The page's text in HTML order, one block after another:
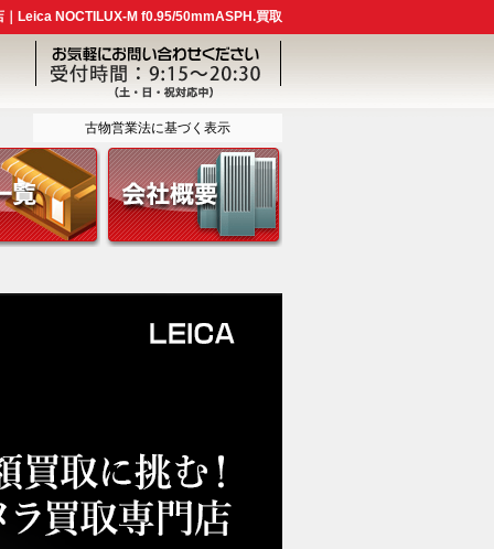
｜Leica NOCTILUX-M f0.95/50mmASPH.買取
古物営業法に基づく表示